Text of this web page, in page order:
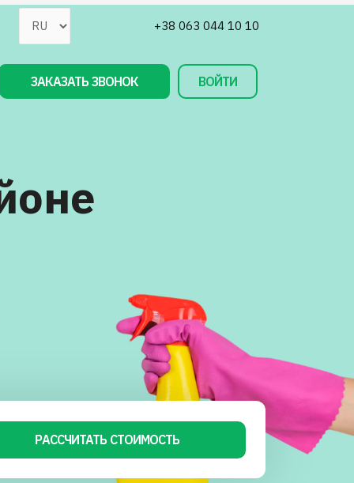
+38 063 044 10 10
ЗАКАЗАТЬ ЗВОНОК ВОЙТИ
РАССЧИТАТЬ СТОИМОСТЬ